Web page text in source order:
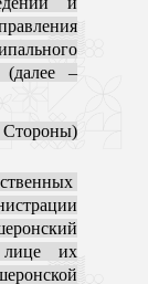
(далее –
их